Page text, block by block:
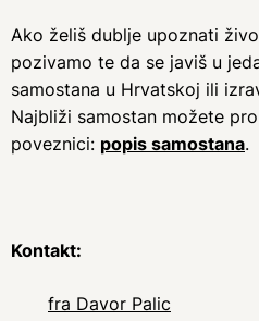
Ako želiš dublje upoznati
pozivamo te da se javiš u
samostana u Hrvatskoj ili
Najbliži samostan možete
poveznici: popis samostana.
Kontakt:
fra Davor Palic